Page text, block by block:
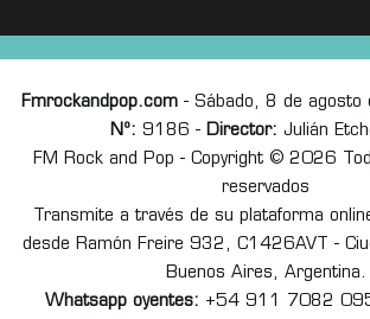
Fmrockandpop.com- Sábado, 8 de agosto
Nº: 9186 - Director: Julián
FM Rock and Pop - Copyright © 2026
reservados
Transmite a través de su plataforma
desde Ramón Freire 932, C1426AVT -
Buenos Aires, Argentina.
Whatsapp oyentes: +54 911 7082